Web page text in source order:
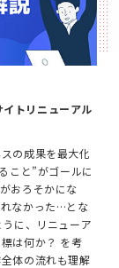
イトリニューアル
の成果を最大化
こと”がゴールに
おろそかにな
れなかった…とな
に、リニューア
は何か？ を考
体の流れも理解